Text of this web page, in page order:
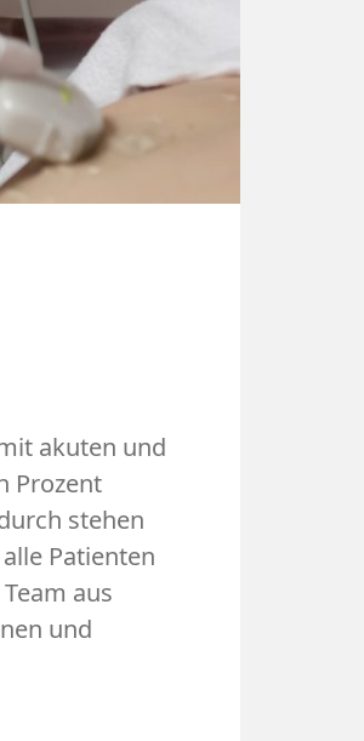
akuten und
Prozent
stehen
Patienten
aus
und